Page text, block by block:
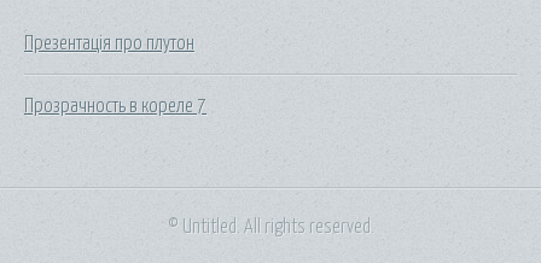
Презентація про плутон
Прозрачность в кореле 7
© Untitled. All rights reserved.